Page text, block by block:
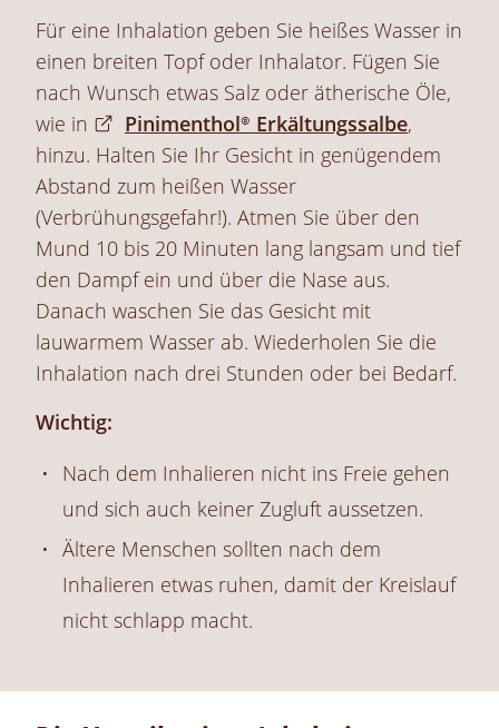
Für eine Inhalation geben Sie heißes Wasser in
einen breiten Topf oder Inhalator. Fügen Sie
nach Wunsch etwas Salz oder ätherische Öle,
wie in
Pinimenthol® Erkältungssalbe,
hinzu. Halten Sie Ihr Gesicht in genügendem
Abstand zum heißen Wasser
(Verbrühungsgefahr!). Atmen Sie über den
Mund 10 bis 20 Minuten lang langsam und tief
den Dampf ein und über die Nase aus.
Danach waschen Sie das Gesicht mit
lauwarmem Wasser ab. Wiederholen Sie die
Inhalation nach drei Stunden oder bei Bedarf.
Wichtig:
Nach dem Inhalieren nicht ins Freie gehen
und sich auch keiner Zugluft aussetzen.
Ältere Menschen sollten nach dem
Inhalieren etwas ruhen, damit der Kreislauf
nicht schlapp macht.